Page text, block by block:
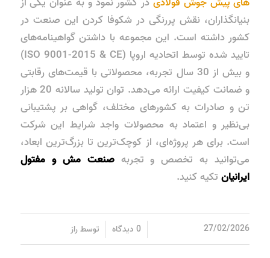
بنیانگذاران، نقش پررنگی در شکوفا کردن این صنعت در
کشور داشته است. این مجموعه با داشتن گواهینامه‌های
تایید شده توسط اتحادیه اروپا (ISO 9001-2015 & CE)
و بیش از 30 سال تجربه، محصولاتی با قیمت‌های رقابتی
و ضمانت کیفیت ارائه می‌دهد. توان تولید سالانه 20 هزار
تن و صادرات به کشورهای مختلف، گواهی بر پشتیبانی
بی‌نظیر و اعتماد به محصولات واجد شرایط این شرکت
است. برای هر پروژه‌ای، از کوچک‌ترین تا بزرگ‌ترین ابعاد،
می‌توانید به تخصص و تجربهصنعت مش و مفتول
ایرانیانتکیه کنید.
27/02/2026 0 دیدگاه توسطراز